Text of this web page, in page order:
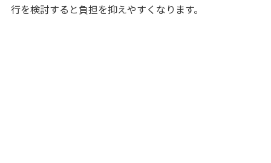
行を検討すると負担を抑えやすくなります。